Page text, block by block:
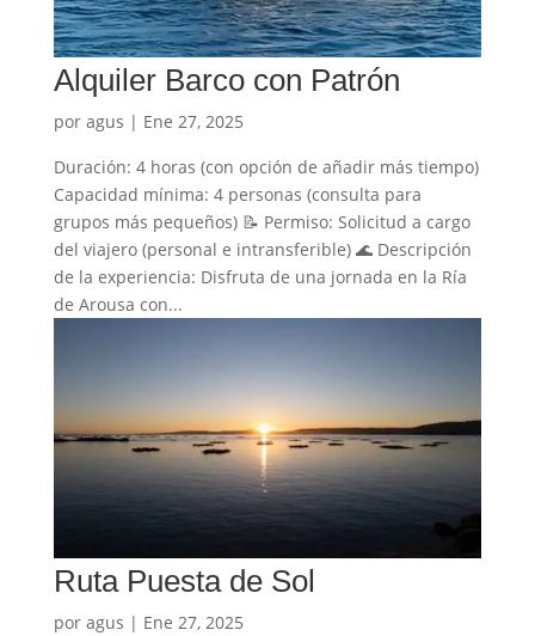
Alquiler Barco con Patrón
por agus | Ene 27, 2025
Duración: 4 horas (con opción de añadir más tiempo)
Capacidad mínima: 4 personas (consulta para
grupos más pequeños) 📝 Permiso: Solicitud a cargo
del viajero (personal e intransferible) 🌊 Descripción
de la experiencia: Disfruta de una jornada en la Ría
de Arousa con...
Ruta Puesta de Sol
por agus | Ene 27, 2025